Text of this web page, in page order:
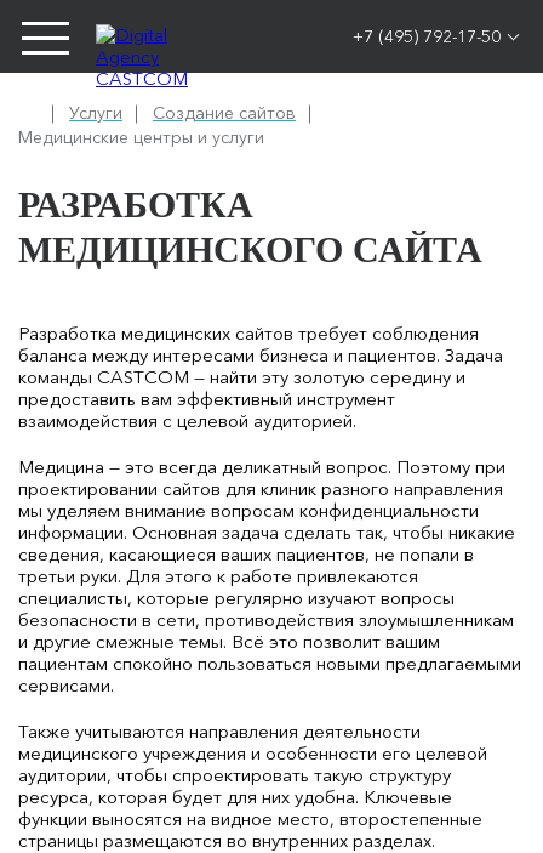
+7 (495) 792-17-50
Услуги
Создание сайтов
Медицинские центры и услуги
РАЗРАБОТКА
МЕДИЦИНСКОГО САЙТА
Разработка медицинских сайтов требует соблюдения
баланса между интересами бизнеса и пациентов. Задача
команды CASTCOM — найти эту золотую середину и
предоставить вам эффективный инструмент
взаимодействия с целевой аудиторией.
Медицина — это всегда деликатный вопрос. Поэтому при
проектировании сайтов для клиник разного направления
мы уделяем внимание вопросам конфиденциальности
информации. Основная задача сделать так, чтобы никакие
сведения, касающиеся ваших пациентов, не попали в
третьи руки. Для этого к работе привлекаются
специалисты, которые регулярно изучают вопросы
безопасности в сети, противодействия злоумышленникам
и другие смежные темы. Всё это позволит вашим
пациентам спокойно пользоваться новыми предлагаемыми
сервисами.
Также учитываются направления деятельности
медицинского учреждения и особенности его целевой
аудитории, чтобы спроектировать такую структуру
ресурса, которая будет для них удобна. Ключевые
функции выносятся на видное место, второстепенные
страницы размещаются во внутренних разделах.